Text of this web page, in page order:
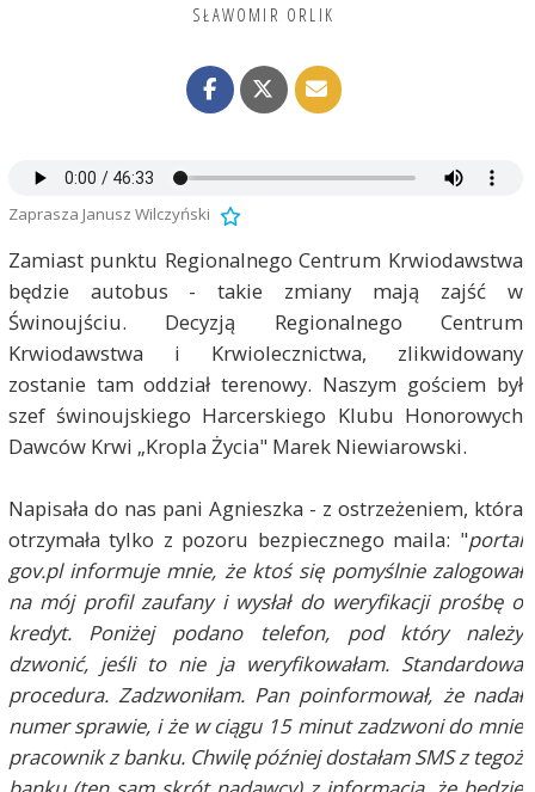
SŁAWOMIR ORLIK
Zaprasza Janusz Wilczyński
Zamiast punktu Regionalnego Centrum Krwiodawstwa
będzie autobus - takie zmiany mają zajść w
Świnoujściu. Decyzją Regionalnego Centrum
Krwiodawstwa i Krwiolecznictwa, zlikwidowany
zostanie tam oddział terenowy. Naszym gościem był
szef świnoujskiego Harcerskiego Klubu Honorowych
Dawców Krwi „Kropla Życia" Marek Niewiarowski.
Napisała do nas pani Agnieszka - z ostrzeżeniem, która
otrzymała tylko z pozoru bezpiecznego maila: "portal
gov.pl informuje mnie, że ktoś się pomyślnie zalogował
na mój profil zaufany i wysłał do weryfikacji prośbę o
kredyt. Poniżej podano telefon, pod który należy
dzwonić, jeśli to nie ja weryfikowałam. Standardowa
procedura. Zadzwoniłam. Pan poinformował, że nadał
numer sprawie, i że w ciągu 15 minut zadzwoni do mnie
pracownik z banku. Chwilę później dostałam SMS z tegoż